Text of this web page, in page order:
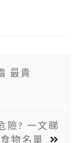
最貴
險? 一文睇
物名單